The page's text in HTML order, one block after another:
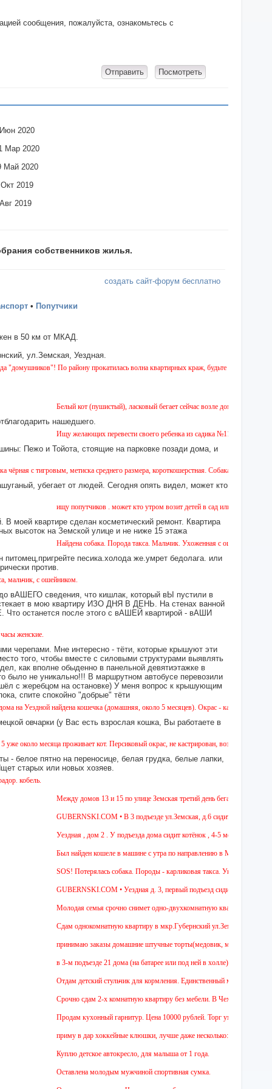
сообщения, пожалуйста, ознакомьтесь с
2020
Мар 2020
Май 2020
2019
2019
собственников жилья.
создать сайт-форум бесплатно
• Попутчики
в 50 км от МКАД.
ул.Земская, Уездная.
По району прокатилась волна квартирных краж, будьте бдительны!
Белый кот (пушистый), ласковый бегает сейчас возле дома № 2 на
нашедшего.
Ищу желающих перевести своего ребенка из садика №11 в садик № 26.
Пежо и Тойота, стоящие на парковке позади дома, и
метиска среднего размера, короткошерстная. Собака пугливая, не
убегает от людей. Сегодня опять видел, может кто
ищу попутчиков . может кто утром возит детей в сад или в школу в город
моей квартире сделан косметический ремонт. Квартира
высоток на Земской улице и не ниже 15 этажа
Найдена собака. Порода такса. Мальчик. Ухоженная с ошейником. Найдена
песика.холода же.умрет бедолага. или
против.
с ошейником.
вАШЕГО сведения, что кишлак, который вЫ пустили в
в мою квартиру ИЗО ДНЯ В ДЕНЬ. На стенах ванной
останется после этого с вАШЕЙ квартирой - вАШИ
черепами. Мне интересно - тёти, которые крышуют эти
того, чтобы вместе с силовыми структурами выявлять
как вполне обыденно в панельной девятиэтажке в
было не уникально!!! В маршрутном автобусе перевозили
с жеребцом на остановке) У меня вопрос к крышующим
спите спокойно "добрые" тёти
найдена кошечка (домашняя, около 5 месяцев). Окрас - камышовый, на один
овчарки (у Вас есть взрослая кошка, Вы работаете в
проживает кот. Персиковый окрас, не кастрирован, возраст менее года,
белое пятно на переносице, белая грудка, белые лапки,
старых или новых хозяев.
Между домов 13 и 15 по улице Земская третий день бегает собака из
GUBERNSKI.COM • В 3 подъезде ул.Земская, д.6 сидит очень голодная
Уездная , дом 2 . У подъезда дома сидит котёнок , 4-5 мес , девочка.
Был найден кошеле в машине с утра по направлению в Москву,девушка
SOS! Потерялась собака. Породы - карликовая такса. Уважаемые
GUBERNSKI.COM • Уездная д. 3, первый подъезд сидит
Молодая семья срочно снимет одно-двухкомнатную квартиру на
Cдам однокомнатную квартиру в мкр.Губернский ул.Земская. Ремонт от
принимаю заказы домашние штучные торты(медовик, муравейник,
в 3-м подъезде 21 дома (на батарее или под ней в холле) тоскует и
Отдам детский стульчик для кормления. Единственный минус - нет
Срочно сдам 2-х комнатную квартиру без мебели. В Чехове буду после
Продам кухонный гарнитур. Цена 10000 рублей. Торг уместен.
приму в дар хоккейные клюшки, лучше даже несколько:)
Куплю детское автокресло, для малыша от 1 года.
Оставлена молодым мужчиной спортивная сумка.